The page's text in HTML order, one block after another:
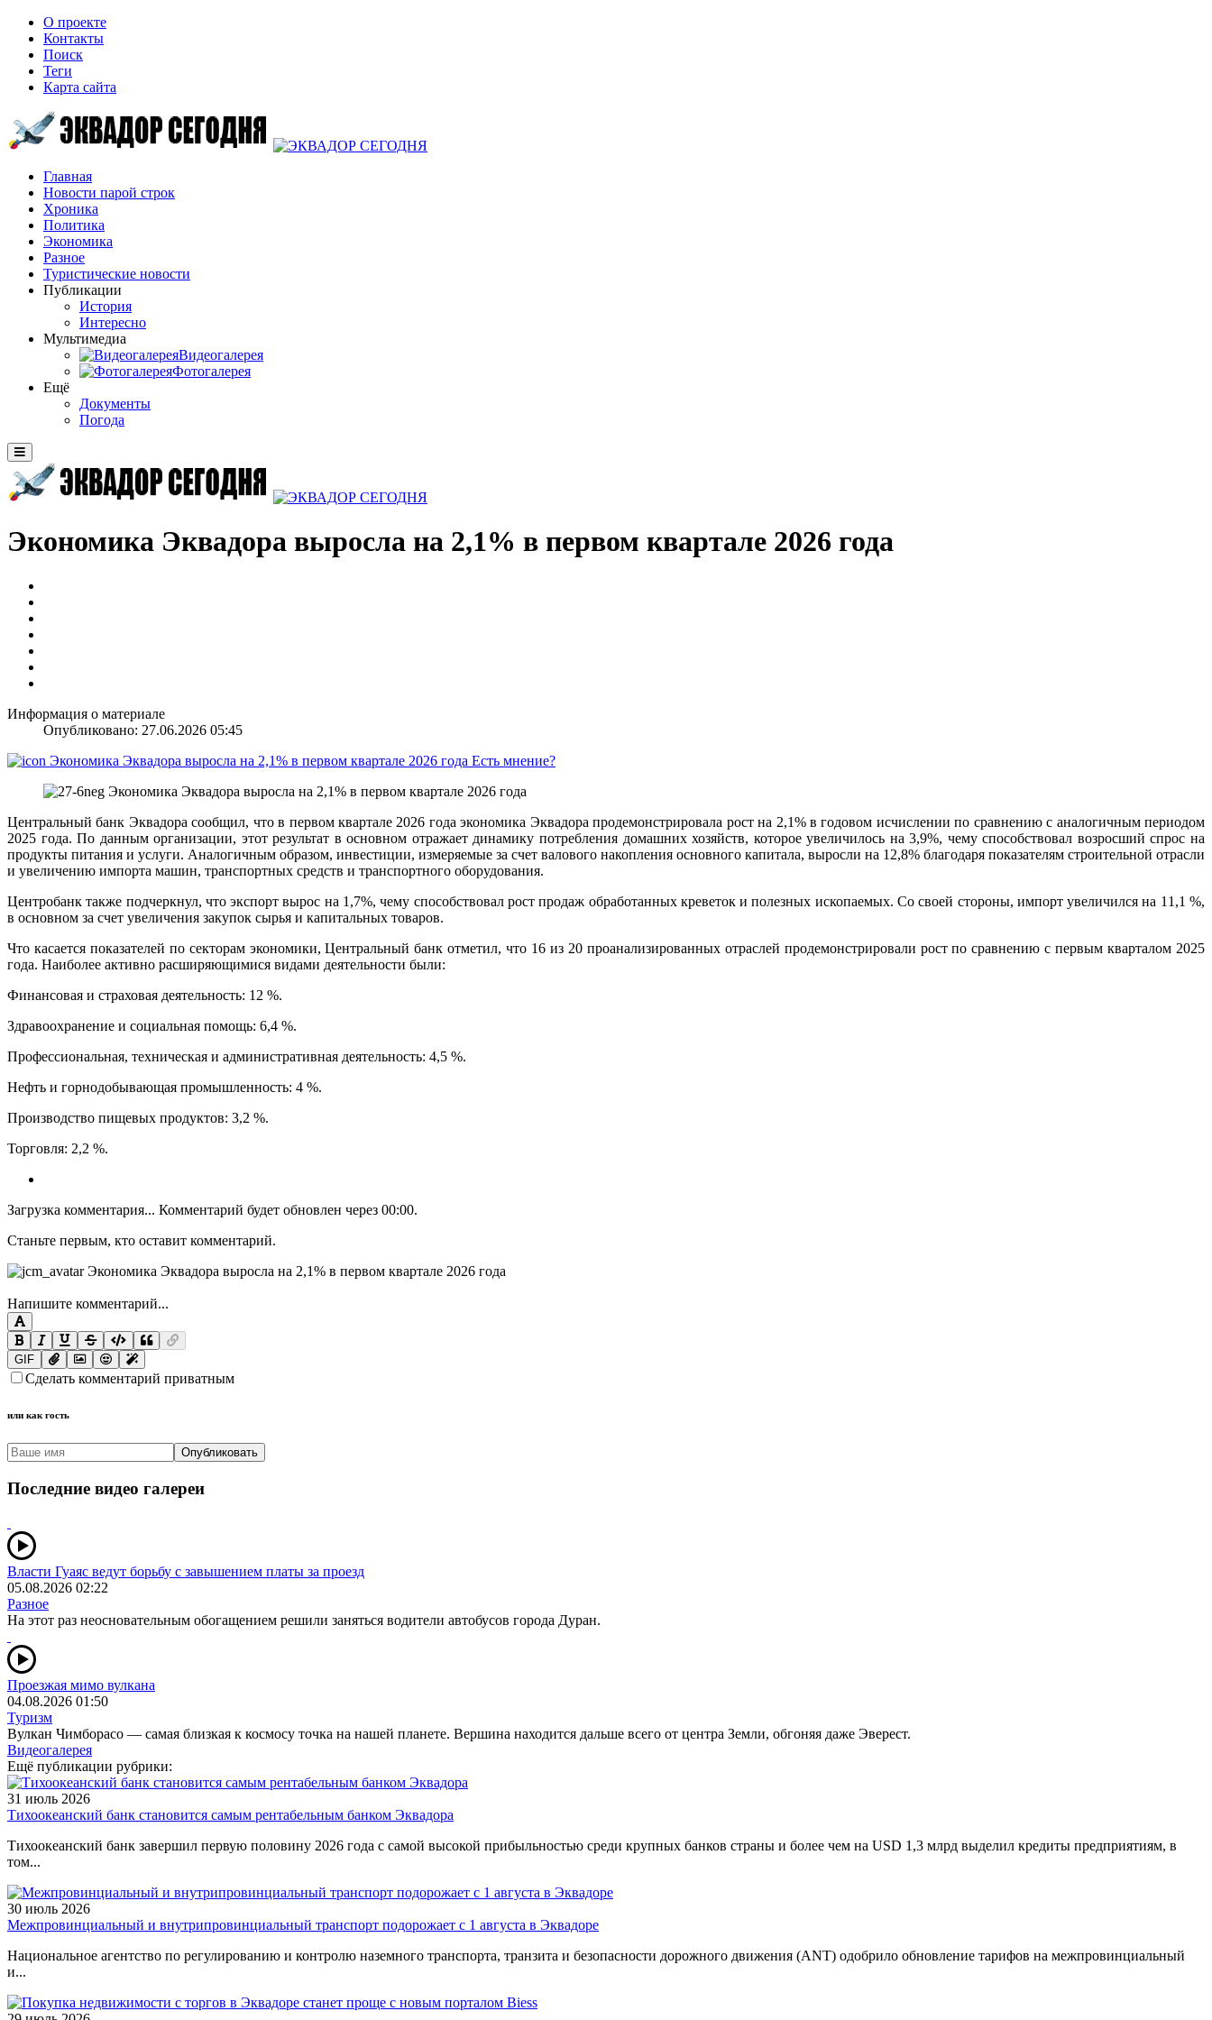
О проекте
Контакты
Поиск
Теги
Карта сайта
Главная
Новости парой строк
Хроника
Политика
Экономика
Разное
Туристические новости
Публикации
История
Интересно
Мультимедиа
Видеогалерея
Фотогалерея
Ещё
Документы
Погода
Экономика Эквадора выросла на 2,1% в первом квартале 2026 года
Информация о материале
Опубликовано: 27.06.2026 05:45
Есть мнение?
Центральный банк Эквадора сообщил, что в первом квартале 2026 года экономика Эквадора продемонстрировала рост на 2,1% в годовом исчислении по сравнению с аналогичным периодом
2025 года. По данным организации, этот результат в основном отражает динамику потребления домашних хозяйств, которое увеличилось на 3,9%, чему способствовал возросший спрос на
продукты питания и услуги. Аналогичным образом, инвестиции, измеряемые за счет валового накопления основного капитала, выросли на 12,8% благодаря показателям строительной отрасли
и увеличению импорта машин, транспортных средств и транспортного оборудования.
Центробанк также подчеркнул, что экспорт вырос на 1,7%, чему способствовал рост продаж обработанных креветок и полезных ископаемых. Со своей стороны, импорт увеличился на 11,1 %,
в основном за счет увеличения закупок сырья и капитальных товаров.
Что касается показателей по секторам экономики, Центральный банк отметил, что 16 из 20 проанализированных отраслей продемонстрировали рост по сравнению с первым кварталом 2025
года. Наиболее активно расширяющимися видами деятельности были:
Финансовая и страховая деятельность: 12 %.
Здравоохранение и социальная помощь: 6,4 %.
Профессиональная, техническая и административная деятельность: 4,5 %.
Нефть и горнодобывающая промышленность: 4 %.
Производство пищевых продуктов: 3,2 %.
Торговля: 2,2 %.
Загрузка комментария... Комментарий будет обновлен через 00:00.
Станьте первым, кто оставит комментарий.
Напишите комментарий...
GIF
Сделать комментарий приватным
или как гость
Опубликовать
Последние видео галереи
Власти Гуаяс ведут борьбу с завышением платы за проезд
05.08.2026 02:22
Разное
На этот раз неосновательным обогащением решили заняться водители автобусов города Дуран.
Проезжая мимо вулкана
04.08.2026 01:50
Туризм
Вулкан Чимборасо — самая близкая к космосу точка на нашей планете. Вершина находится дальше всего от центра Земли, обгоняя даже Эверест.
Видеогалерея
Ещё публикации рубрики:
31 июль 2026
Тихоокеанский банк становится самым рентабельным банком Эквадора
Тихоокеанский банк завершил первую половину 2026 года с самой высокой прибыльностью среди крупных банков страны и более чем на USD 1,3 млрд выделил кредиты предприятиям, в
том...
30 июль 2026
Межпровинциальный и внутрипровинциальный транспорт подорожает с 1 августа в Эквадоре
Национальное агентство по регулированию и контролю наземного транспорта, транзита и безопасности дорожного движения (ANT) одобрило обновление тарифов на межпровинциальный
и...